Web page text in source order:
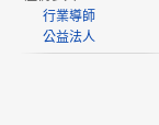
行業導師
公益法人